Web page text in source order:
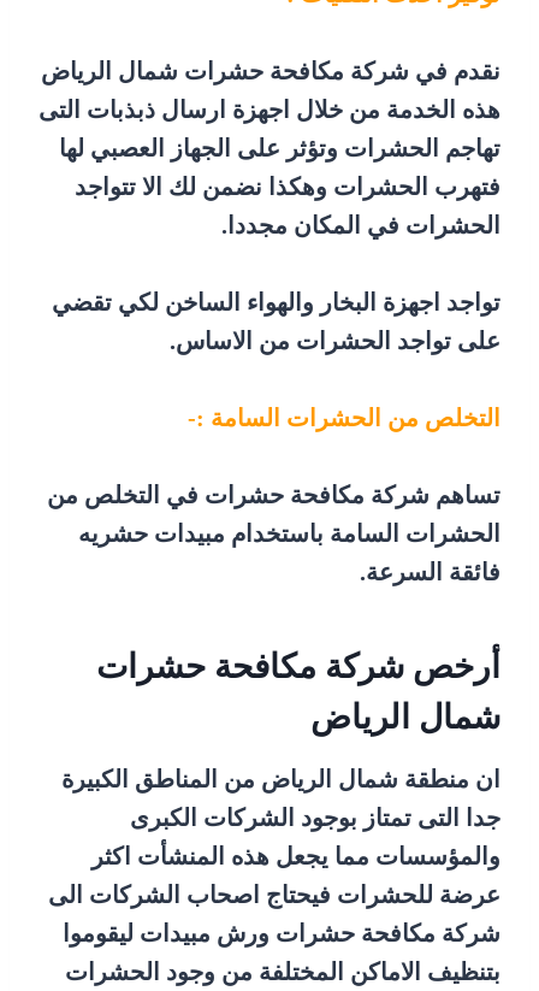
نقدم في شركة مكافحة حشرات شمال الرياض
هذه الخدمة من خلال اجهزة ارسال ذبذبات التى
تهاجم الحشرات وتؤثر على الجهاز العصبي لها
فتهرب الحشرات وهكذا نضمن لك الا تتواجد
الحشرات في المكان مجددا.
تواجد اجهزة البخار والهواء الساخن لكي تقضي
على تواجد الحشرات من الاساس.
التخلص من الحشرات السامة :-
تساهم شركة مكافحة حشرات في التخلص من
الحشرات السامة باستخدام مبيدات حشريه
فائقة السرعة.
أرخص شركة مكافحة حشرات
شمال الرياض
ان منطقة شمال الرياض من المناطق الكبيرة
جدا التى تمتاز بوجود الشركات الكبرى
والمؤسسات مما يجعل هذه المنشأت اكثر
عرضة للحشرات فيحتاج اصحاب الشركات الى
شركة مكافحة حشرات ورش مبيدات ليقوموا
بتنظيف الاماكن المختلفة من وجود الحشرات